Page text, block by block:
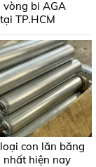
bi AGA
TP.HCM
con lăn băng
nhất hiện nay